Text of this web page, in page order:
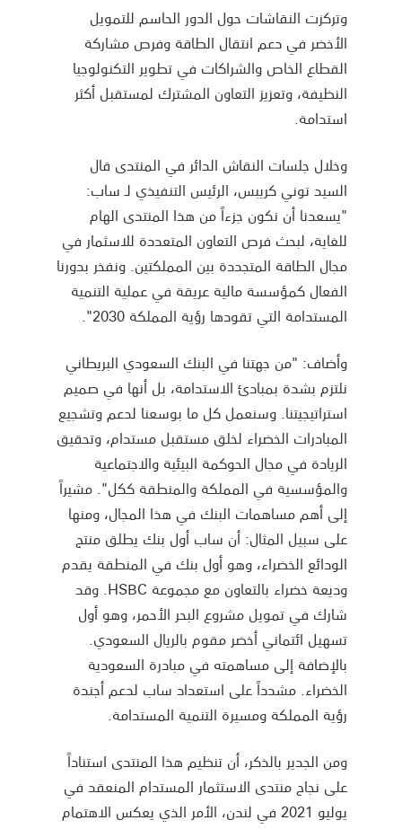
وتركزت النقاشات حول الدور الحاسم للتمويل
الأخضر في دعم انتقال الطاقة وفرص مشاركة
القطاع الخاص والشراكات في تطوير التكنولوجيا
النظيفة، وتعزيز التعاون المشترك لمستقبل أكثر
استدامة.
وخلال جلسات النقاش الدائر في المنتدى قال
السيد توني كريبس، الرئيس التنفيذي لـ ساب:
"يسعدنا أن نكون جزءاً من هذا المنتدى الهام
للغاية، لبحث فرص التعاون المتعددة للاسثمار في
مجال الطاقة المتجددة بين المملكتين. ونفخر بدورنا
الفعال كمؤسسة مالية عريقة في عملية التنمية
المستدامة التي تقودها رؤية المملكة 2030".
وأضاف: "من جهتنا في البنك السعودي البريطاني
نلتزم بشدة بمبادئ الاستدامة، بل أنها في صميم
استراتيجيتنا. وسنعمل كل ما بوسعنا لدعم وتشجيع
المبادرات الخضراء لخلق مستقبل مستدام، وتحقيق
الريادة في مجال الحوكمة البيئية والاجتماعية
والمؤسسية في المملكة والمنطقة ككل". مشيراً
إلى أهم مساهمات البنك في هذا المجال، ومنها
على سبيل المثال: أن ساب أول بنك يطلق منتج
الودائع الخضراء، وهو أول بنك في المنطقة يقدم
وديعة خضراء بالتعاون مع مجموعة HSBC. وقد
شارك في تمويل مشروع البحر الأحمر، وهو أول
تسهيل ائتماني أخضر مقوم بالريال السعودي.
بالإضافة إلى مساهمته في مبادرة السعودية
الخضراء. مشدداً على استعداد ساب لدعم أجندة
رؤية المملكة ومسيرة التنمية المستدامة.
ومن الجدير بالذكر، أن تنظيم هذا المنتدى استناداً
على نجاح منتدى الاستثمار المستدام المنعقد في
يوليو 2021 في لندن، الأمر الذي يعكس الاهتمام